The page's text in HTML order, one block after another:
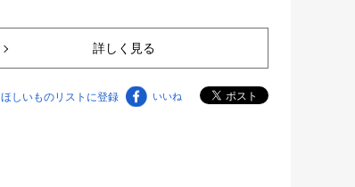
詳しく見る
ほしいものリストに登録 いいね